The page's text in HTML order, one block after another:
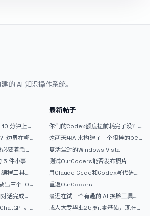
的 AI 知识操作系统。
分钟上手
边界在哪
要着急放
5 件小事
程工具
的新时代
出三个 iOS
3 实
话完成一
实战记录
。
最新帖子
你们的Codex额度提前耗完了没？
戒断反应如何？
这两天用AI来构建了一个很棒的OC
论坛精华区
复活尘封的Windows Vista
测试OurCoders能否发布照片
用Claude Code和Codex写代码真
的爽，但是App怎么挣钱还是很难啊
重返OurCoders
最近在试一个有趣的 AI 换脸工具，
效果挺不错
成人大专毕业25岁it零基础，现在想